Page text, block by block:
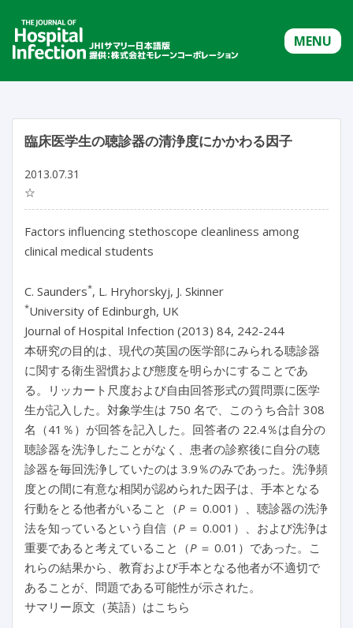
MENU
臨床医学生の聴診器の清浄度にかかわる因子
2013.07.31
☆
Factors influencing stethoscope cleanliness among
clinical medical students
C. Saunders*, L. Hryhorskyj, J. Skinner
*University of Edinburgh, UK
Journal of Hospital Infection (2013) 84, 242-244
本研究の目的は、現代の英国の医学部にみられる聴診器
に関する衛生習慣および態度を明らかにすることであ
る。リッカート尺度および自由回答形式の質問票に医学
生が記入した。対象学生は 750 名で、このうち合計 308
名（41％）が回答を記入した。回答者の 22.4％は自分の
聴診器を洗浄したことがなく、患者の診察後に自分の聴
診器を毎回洗浄していたのは 3.9％のみであった。洗浄頻
度との間に有意な相関が認められた因子は、手本となる
行動をとる他者がいること（P＝ 0.001）、聴診器の洗浄
法を知っているという自信（P＝ 0.001）、および洗浄は
重要であると考えていること（P＝ 0.01）であった。こ
れらの結果から、教育および手本となる他者が不適切で
あることが、問題である可能性が示された。
サマリー原文（英語）はこちら